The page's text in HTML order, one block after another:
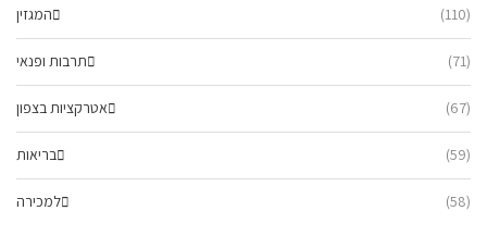
המגזין (110)
תרבות ופנאי (71)
אטרקציות בצפון (67)
בריאות (59)
למכירה (58)